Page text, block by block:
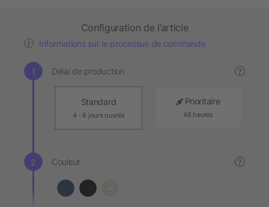
Configuration de l’article
Informations sur le processus de commande
Délai de production ?
Standard
4 - 6 jours ouvrés
Prioritaire
48 heures
Couleur ?